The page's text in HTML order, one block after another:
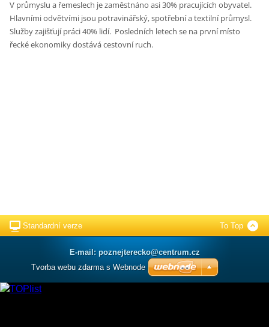
V průmyslu a řemeslech je zaměstnáno asi 30% pracujících obyvatel.
Hlavními odvětvími jsou potravinářský, spotřební a textilní průmysl.
Služby zajišťují práci 40% lidí. Posledních letech se na první místo
řecké ekonomiky dostává cestovní ruch.
Standardní verze To Top
E-mail: poznejterecko@centrum.cz
Tvorba webu zdarma s Webnode